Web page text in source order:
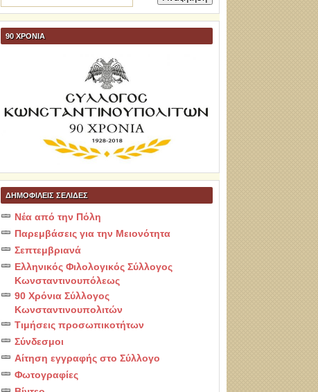
για:
90 ΧΡΟΝΙΑ
ΔΗΜΟΦΙΛΕΙΣ ΣΕΛΙΔΕΣ
Νέα από την Πόλη
Παρεμβάσεις για την Μειονότητα
Σεπτεμβριανά
Ελληνικός Φιλολογικός Σύλλογος
Κωνσταντινουπόλεως
90 Χρόνια Σύλλογος
Κωνσταντινουπολιτών
Τιμήσεις προσωπικοτήτων
Σύνδεσμοι
Αίτηση εγγραφής στο Σύλλογο
Φωτογραφίες